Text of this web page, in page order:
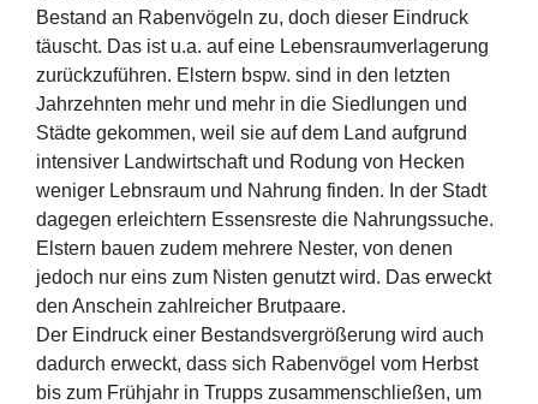
Bestand an Rabenvögeln zu, doch dieser Eindruck
täuscht. Das ist u.a. auf eine Lebensraumverlagerung
zurückzuführen. Elstern bspw. sind in den letzten
Jahrzehnten mehr und mehr in die Siedlungen und
Städte gekommen, weil sie auf dem Land aufgrund
intensiver Landwirtschaft und Rodung von Hecken
weniger Lebnsraum und Nahrung finden. In der Stadt
dagegen erleichtern Essensreste die Nahrungssuche.
Elstern bauen zudem mehrere Nester, von denen
jedoch nur eins zum Nisten genutzt wird. Das erweckt
den Anschein zahlreicher Brutpaare.
Der Eindruck einer Bestandsvergrößerung wird auch
dadurch erweckt, dass sich Rabenvögel vom Herbst
bis zum Frühjahr in Trupps zusammenschließen, um